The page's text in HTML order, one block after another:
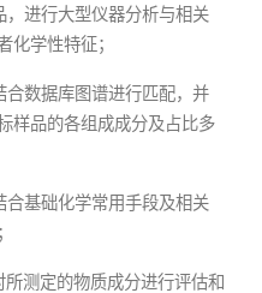
进行大型仪器分析与相关
化学性特征；
数据库图谱进行匹配，并
样品的各组成成分及占比多
基础化学常用手段及相关
测定的物质成分进行评估和